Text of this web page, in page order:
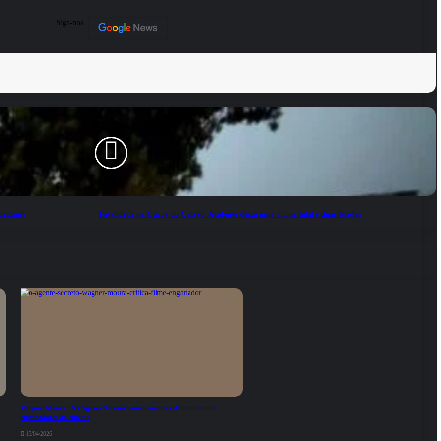
Siga-nos
Imprimir
Fatalidade na Curva do Caixão: Acidente deixa uma vítima fatal e duas feridas
Wagner Moura: “O Agente Secreto” entra em lista de títulos mais
enganadores do cinema
13/04/2026